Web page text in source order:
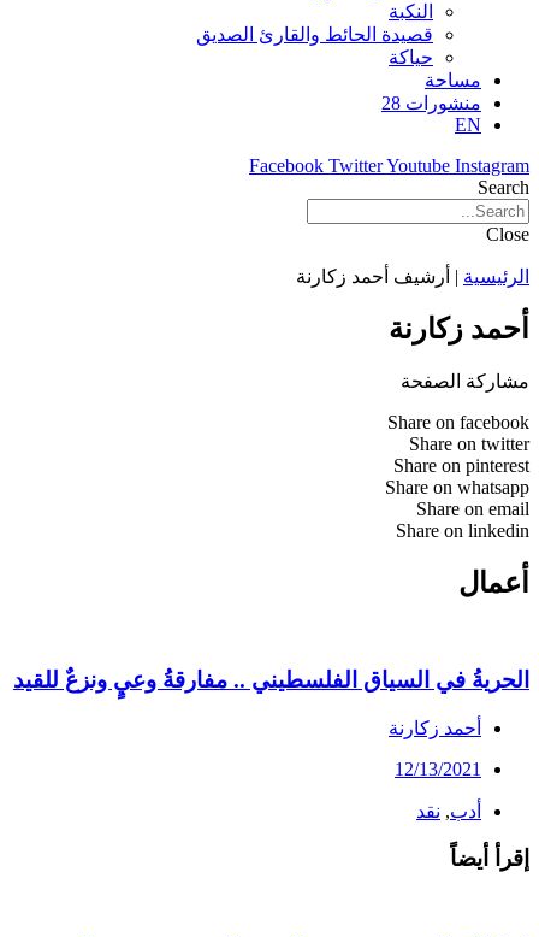
النكبة
قصيدة الحائط والقارئ الصديق
حياكة
مساحة
منشورات 28
EN
Facebook TwitterYoutube Instagram
Search
Close
الرئيسية | أرشيف أحمد زكارنة
أحمد زكارنة
مشاركة الصفحة
Share on facebook
Share on twitter
Share on pinterest
Share on whatsapp
Share on email
Share on linkedin
أعمال
الحريةُ في السياق الفلسطيني .. مفارقةُ وعيٍ ونزعٌ للقيد
أحمد زكارنة
12/13/2021
أدب, نقد
إقرأ أيضاً